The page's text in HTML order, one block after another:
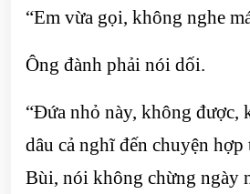
“Em vừa gọi, không nghe
Ông đành phải nói dối.
“Đứa nhỏ này, không được,
dâu cả nghĩ đến chuyện
Bùi, nói không chừng ngày